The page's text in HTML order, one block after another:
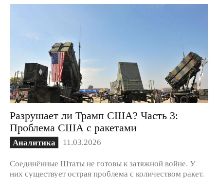
Разрушает ли Трамп США? Часть 3:
Проблема США с ракетами
Аналитика 11.03.2026
Соединённые Штаты не готовы к затяжной войне. У
них существует острая проблема с количеством ракет.